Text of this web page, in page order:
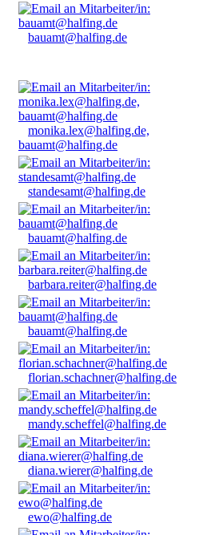
bauamt@halfing.de
monika.lex@halfing.de,
bauamt@halfing.de
standesamt@halfing.de
bauamt@halfing.de
barbara.reiter@halfing.de
bauamt@halfing.de
florian.schachner@halfing.de
mandy.scheffel@halfing.de
diana.wierer@halfing.de
ewo@halfing.de